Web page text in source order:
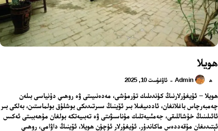
ھويلا
ھ Admin
- ئاۋغۇست 10, 2025
ھويلا – ئۇيغۇرلارنىڭ كۈندىلىك تۇرمۇشى، مەدەنىيىتى ۋە روھىي دۇنياسى بىلەن
چەمبەرچاس باغلانغان، ئاددىيغىلا بىر ئۆينىڭ سىرتىدىكى بوشلۇق بولماستىن، بەلكى بىر
ئائىلىنىڭ خۇشاللىقى، جەمئىيەتلىك مۇناسىۋىتى ۋە تەبىيەتكە بولغان مۇھەببىتى ئەكىس
ئېتىدىغان مۇقەددەس ماكاندۇر. ئۇيغۇرلار ئۈچۈن ھويلا، ئۆينىڭ داۋامى، روھىي